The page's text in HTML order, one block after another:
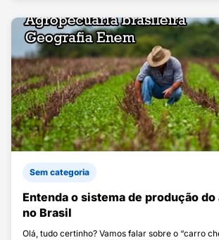
Sem categoria
Entenda o sistema de produção
no Brasil
Olá, tudo certinho? Vamos falar sobre o “carro